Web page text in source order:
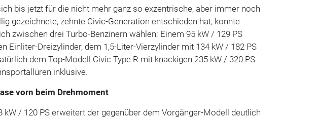
bis jetzt für die nicht mehr ganz so exzentrische, aber immer noch
gezeichnete, zehnte Civic-Generation entschieden hat, konnte
zwischen drei Turbo-Benzinern wählen: Einem 95 kW / 129 PS
Einliter-Dreizylinder, dem 1,5-Liter-Vierzylinder mit 134 kW / 182 PS
dem Top-Modell Civic Type R mit knackigen 235 kW / 320 PS
inklusive.
vorn beim Drehmoment
kW / 120 PS erweitert der gegenüber dem Vorgänger-Modell deutlich